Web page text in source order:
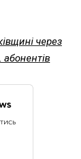
через